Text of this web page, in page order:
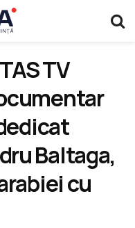
TV
Baltaga,
cu